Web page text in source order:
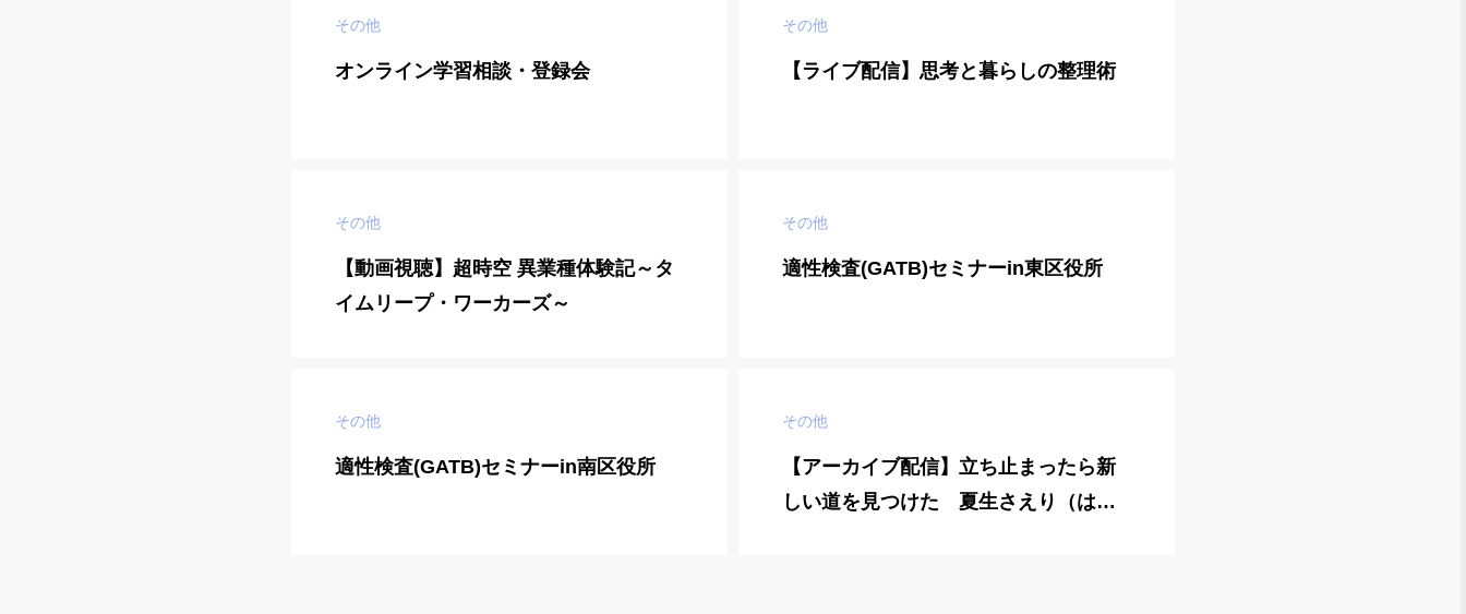
その他
オンライン学習相談・登録会
その他
【ライブ配信】思考と暮らしの整理術
その他
【動画視聴】超時空 異業種体験記～タ
イムリープ・ワーカーズ～
その他
適性検査(GATB)セミナーin東区役所
その他
適性検査(GATB)セミナーin南区役所
その他
【アーカイブ配信】立ち止まったら新
しい道を見つけた 夏生さえり（はた